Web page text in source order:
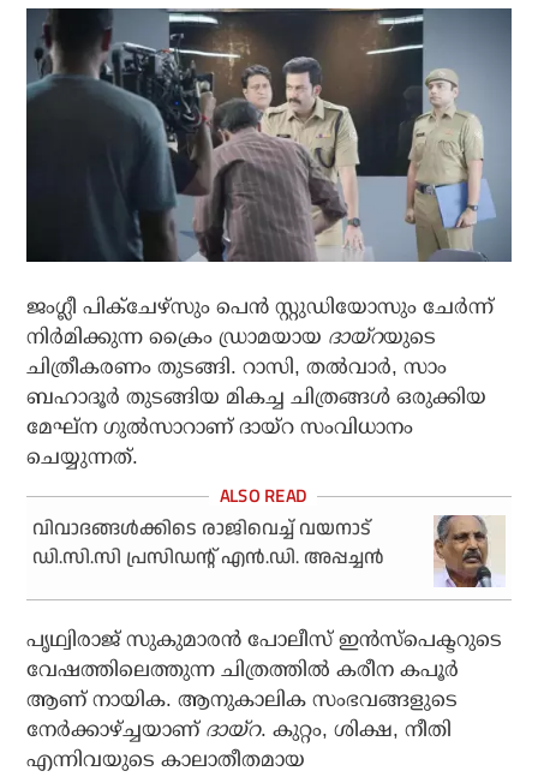
ജംഗ്ലീ പിക്‌ചേഴ്‌സും പെന്‍ സ്റ്റുഡിയോസും ചേര്‍ന്ന്
നിര്‍മിക്കുന്ന ക്രൈം ഡ്രാമയായ ദായ്‌റയുടെ
ചിത്രീകരണം തുടങ്ങി. റാസി, തല്‍വാര്‍, സാം
ബഹാദൂര്‍ തുടങ്ങിയ മികച്ച ചിത്രങ്ങള്‍ ഒരുക്കിയ
മേഘ്‌ന ഗുല്‍സാറാണ് ദായ്‌റ സംവിധാനം
ചെയ്യുന്നത്.
വിവാദങ്ങള്‍ക്കിടെ രാജിവെച്ച് വയനാട്
ഡി.സി.സി പ്രസിഡന്റ് എന്‍.ഡി. അപ്പച്ചന്‍
പൃഥ്വിരാജ് സുകുമാരന്‍ പോലീസ് ഇന്‍സ്‌പെക്ടറുടെ
വേഷത്തിലെത്തുന്ന ചിത്രത്തില്‍ കരീന കപൂര്‍
ആണ് നായിക. ആനുകാലിക സംഭവങ്ങളുടെ
നേര്‍ക്കാഴ്ച്ചയാണ് ദായ്‌റ. കുറ്റം, ശിക്ഷ, നീതി
എന്നിവയുടെ കാലാതീതമായ